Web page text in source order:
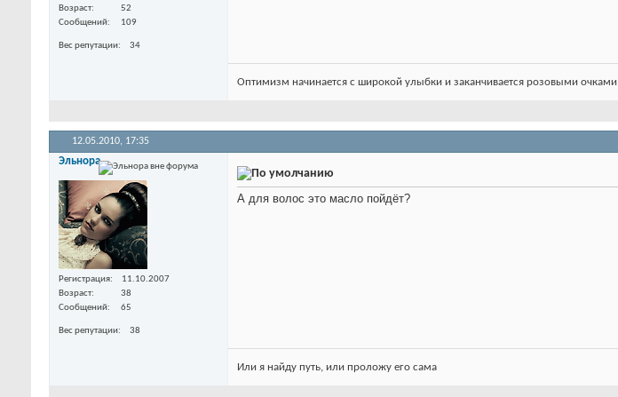
Возраст
52
Сообщений
109
Вес репутации 34
Оптимизм начинается с широкой улыбки и заканчивается розовыми очками
12.05.2010, 17:35
Эльнора
Регистрация
11.10.2007
Возраст
38
Сообщений
65
Вес репутации 38
А для волос это масло пойдёт?
Или я найду путь, или проложу его сама